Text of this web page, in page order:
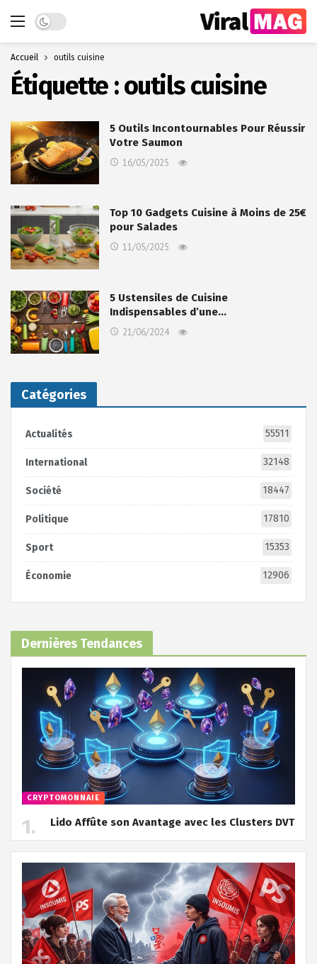
Dark mode
Accueil outils cuisine
Étiquette :outils cuisine
5 Outils Incontournables Pour Réussir
Votre Saumon
16/05/2025
Top 10 Gadgets Cuisine à Moins de 25€
pour Salades
11/05/2025
5 Ustensiles de Cuisine
Indispensables d’une…
21/06/2024
Catégories
Actualités 55511
International 32148
Société 18447
Politique 17810
Sport 15353
Économie 12906
Dernières Tendances
CRYPTOMONNAIE
Lido Affûte son Avantage avec les Clusters DVT